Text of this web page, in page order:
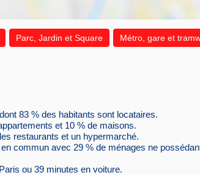
Parc, Jardin et Square Métro, gare et
83 % des habitants sont locataires.
et 10 % de maisons.
restaurants et un hypermarché.
commun avec 29 % de ménages ne
ou 39 minutes en voiture.